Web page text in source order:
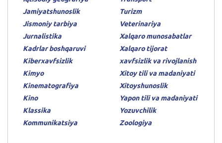
Jamiyatshunoslik
Jismoniy tarbiya
Jurnalistika
Kadrlar boshqaruvi
Kiberxavfsizlik
Kimyo
Kinematografiya
Kino
Klassika
Kommunikatsiya
Turizm
Veterinariya
Xalqaro munosabatlar
Xalqaro tijorat
xavfsizlik va rivojlanish
Xitoy tili va madaniyati
Xitoyshunoslik
Yapon tili va madaniyati
Yozuvchilik
Zoologiya